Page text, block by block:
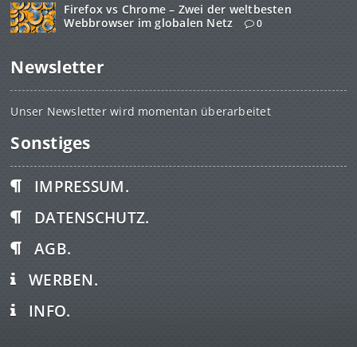
Firefox vs Chrome – Zwei der weltbesten
Webbrowser im globalen Netz
0
Newsletter
Unser Newsletter wird momentan überarbeitet
Sonstiges
IMPRESSUM.
DATENSCHUTZ.
AGB.
WERBEN.
INFO.